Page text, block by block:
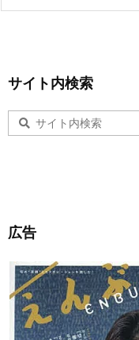
サイト内検索
広告